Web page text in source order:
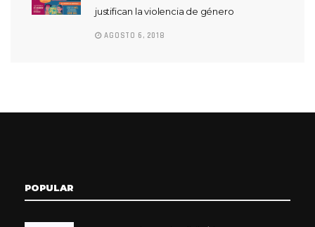
justifican la violencia de género
AGOSTO 6, 2018
POPULAR